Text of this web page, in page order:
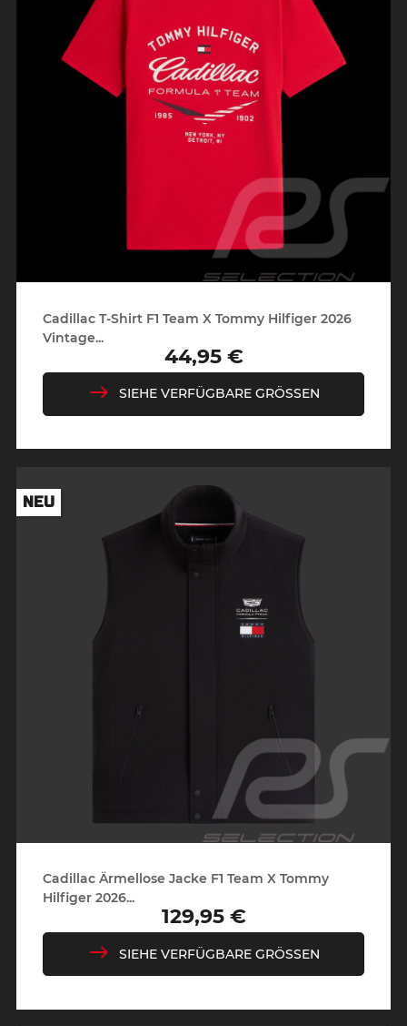
Cadillac T-Shirt F1 Team X Tommy Hilfiger 2026
Vintage...
Preis
44,95 €
SIEHE VERFÜGBARE GRÖSSEN
Cadillac Ärmellose Jacke F1 Team X Tommy
Hilfiger 2026...
Preis
129,95 €
SIEHE VERFÜGBARE GRÖSSEN
NEU